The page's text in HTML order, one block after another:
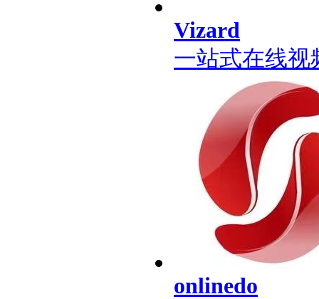
Vizard
一站式在线视
onlinedo